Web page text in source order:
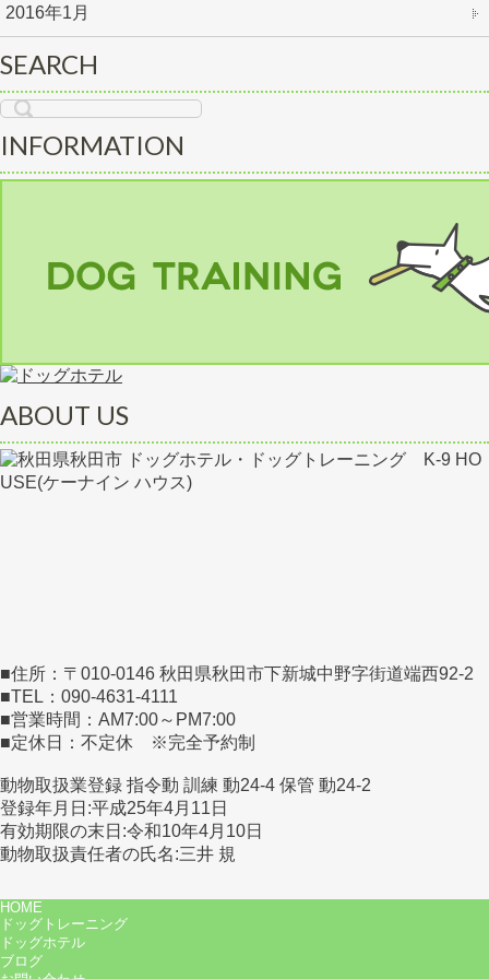
2016年1月
SEARCH
INFORMATION
ABOUT US
■住所：〒010-0146 秋田県秋田市下新城中野字街道端西92-2
■TEL：090-4631-4111
■営業時間：AM7:00～PM7:00
■定休日：不定休 ※完全予約制
動物取扱業登録 指令動 訓練 動24-4 保管 動24-2
登録年月日:平成25年4月11日
有効期限の末日:令和10年4月10日
動物取扱責任者の氏名:三井 規
HOME
ドッグトレーニング
ドッグホテル
ブログ